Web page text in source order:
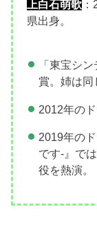
上白石萌歌
県出身。
「東宝シ
賞。姉は同
2012年の
2019年の
です-』で
役を熱演。